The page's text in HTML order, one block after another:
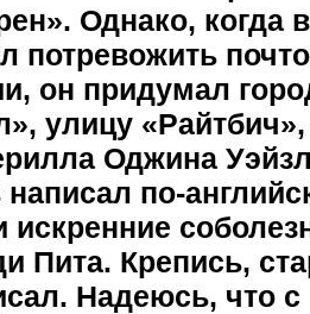
Однако, когда
потревожить
он придумал
улицу
Оджина
по-
Пита. Крепись,
Надеюсь, что с